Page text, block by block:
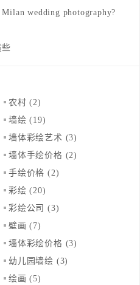
wedding photography?
农村 (2)
墙绘 (19)
墙体彩绘艺术 (3)
墙体手绘价格 (2)
手绘价格 (2)
彩绘 (20)
彩绘公司
(3)
壁画 (7)
墙体彩绘价格 (3)
幼儿园墙绘 (3)
绘画 (5)